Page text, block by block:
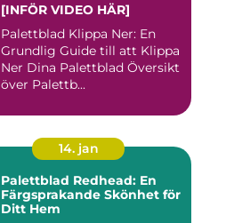
[INFÖR VIDEO HÄR]
Palettblad Klippa Ner: En
Grundlig Guide till att Klippa
Ner Dina Palettblad Översikt
över Palettb...
14. jan
Palettblad Redhead: En
Färgsprakande Skönhet för
Ditt Hem